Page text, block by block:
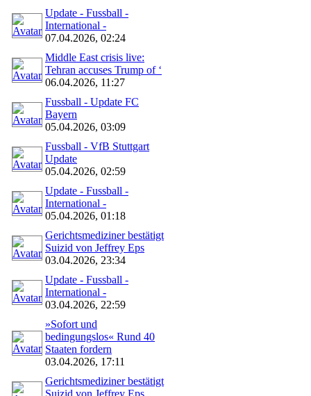
Update - Fussball -
International -
07.04.2026, 02:24
Middle East crisis live:
Tehran accuses Trump of ‘
06.04.2026, 11:27
Fussball - Update FC
Bayern
05.04.2026, 03:09
Fussball - VfB Stuttgart
Update
05.04.2026, 02:59
Update - Fussball -
International -
05.04.2026, 01:18
Gerichtsmediziner bestätigt
Suizid von Jeffrey Eps
03.04.2026, 23:34
Update - Fussball -
International -
03.04.2026, 22:59
»Sofort und
bedingungslos« Rund 40
Staaten fordern
03.04.2026, 17:11
Gerichtsmediziner bestätigt
Suizid von Jeffrey Eps